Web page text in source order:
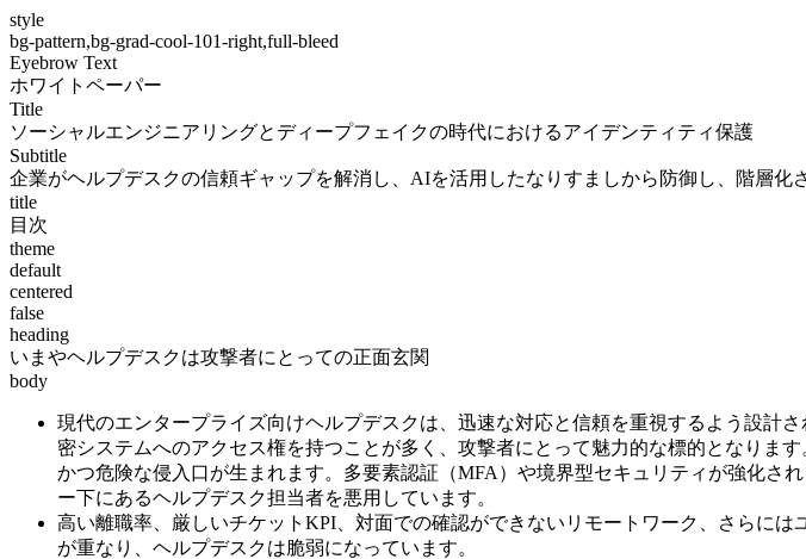
style
bg-pattern,bg-grad-cool-101-right,full-bleed
Eyebrow Text
ホワイトペーパー
Title
ソーシャルエンジニアリングとディープフェイクの時代におけるアイデンティティ保護
Subtitle
企業がヘルプデスクの信頼ギャップを解消し、AIを活用したなりすましから防御し、階層化
title
目次
theme
default
centered
false
heading
いまやヘルプデスクは攻撃者にとっての正面玄関
body
現代のエンタープライズ向けヘルプデスクは、迅速な対応と信頼を重視するよう設計
密システムへのアクセス権を持つことが多く、攻撃者にとって魅力的な標的となりま
かつ危険な侵入口が生まれます。多要素認証（MFA）や境界型セキュリティが強化さ
ー下にあるヘルプデスク担当者を悪用しています。
高い離職率、厳しいチケットKPI、対面での確認ができないリモートワーク、さらに
が重なり、ヘルプデスクは脆弱になっています。